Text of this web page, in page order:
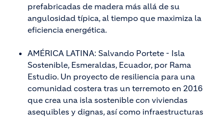
prefabricadas de madera más allá de su
angulosidad típica, al tiempo que maximiza la
eficiencia energética.
AMÉRICA LATINA: Salvando Portete - Isla
Sostenible, Esmeraldas, Ecuador, por Rama
Estudio. Un proyecto de resiliencia para una
comunidad costera tras un terremoto en 2016
que crea una isla sostenible con viviendas
asequibles y dignas, así como infraestructuras